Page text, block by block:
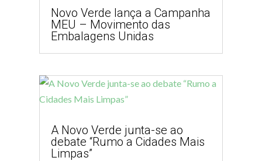
Novo Verde lança a Campanha
MEU – Movimento das
Embalagens Unidas
A Novo Verde junta-se ao
debate “Rumo a Cidades Mais
Limpas”